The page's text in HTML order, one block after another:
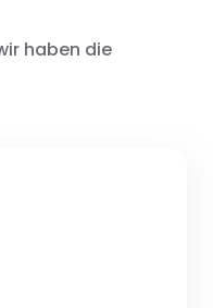
haben die